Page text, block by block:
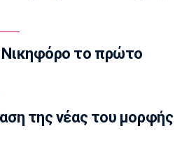
του Ντιομαντέ
φουλ ρυθμούς ο Λιβάι
Νικηφόρο το πρώτο
της νέας του μορφής